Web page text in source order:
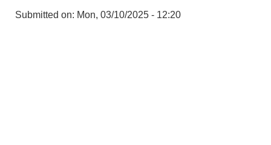
Submitted on: Mon, 03/10/2025 - 12:20